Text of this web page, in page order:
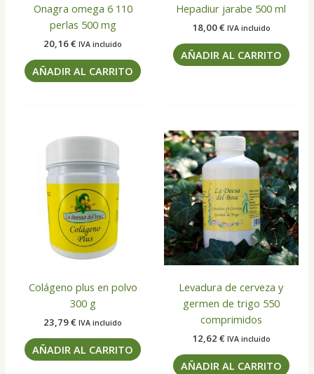
Onagra omega 6 110
perlas 500 mg
20,16€ IVA incluido
AÑADIR AL CARRITO
Hepadiur jarabe 500 ml
18,00€ IVA incluido
AÑADIR AL CARRITO
Colágeno plus en polvo
300 g
23,79€ IVA incluido
AÑADIR AL CARRITO
Levadura de cerveza y
germen de trigo 550
comprimidos
12,62 € IVA incluido
AÑADIR AL CARRITO